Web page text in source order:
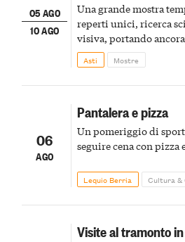
05 AGO
10 AGO
Una grande mostra
reperti unici, ricerca
visiva, portando
della scena le
Asti Mostre
06
AGO
Pantalera e pizza
Un pomeriggio di sport
seguire cena con pizza
Lequio Berria Cultura &
Visite al tramonto